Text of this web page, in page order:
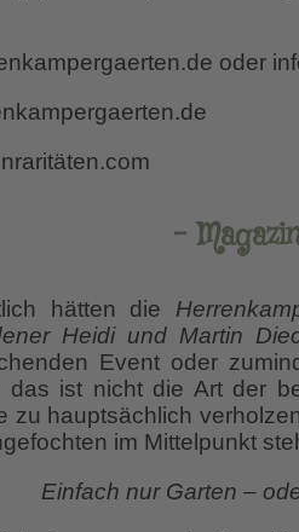
oder
–
hätten die
Heidi und Martin
Event oder
das ist nicht die Art der
zu hauptsächlich
im Mittelpunkt
Einfach nur Garten –